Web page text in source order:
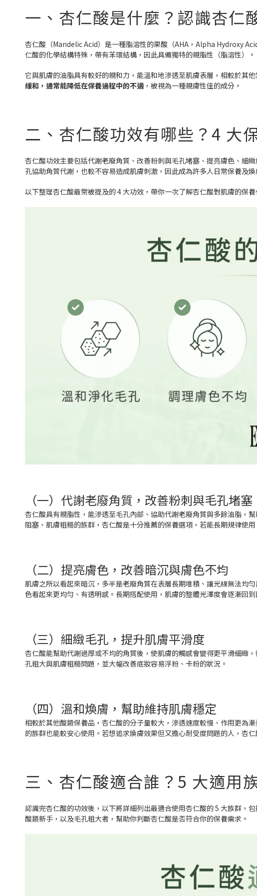
一、杏仁酸是什麼？認識杏仁
杏仁酸（Mandelic Acid）是一種脂溶性的果酸（AHA，Alpha Hydroxy
仁酸的化學結構特殊，帶有苯環結構，因此具備獨特的親脂性（脂溶性）。
它與肌膚的油脂具有較好的親和力，能溫和地滲透至肌膚表層，相較於其
緩和，通常能降低在保養過程中的不適 ，被視為一種親膚性佳的成分。
二、杏仁酸功效有哪些？4 大
杏仁酸功效主要包括代謝老廢角質、改善粉刺與毛孔堵塞、提亮膚色、細
孔協助角質代謝，也較不容易造成肌膚刺激，因此成為許多人日常保養及煥
以下整理杏仁酸最常被提及的 4 大功效，帶你一次了解杏仁酸對肌膚的保養
（一）代謝老廢角質，改善粉刺與毛孔堵塞
杏仁酸具有親脂性，能滲透至毛孔內部、協助代謝老廢角質與多餘油脂，
阻塞、肌膚粗糙的族群，杏仁酸是十分推薦的保養選項，若能長期規律使
（二）提亮膚色，改善暗沉與膚色不均
肌膚之所以看起來暗沉，多半是老廢角質在表層長期堆積、讓光線無法均
色看起來更均勻、有透明感。長期搭配使用，肌膚的整體光澤度會逐漸回到
（三）細緻毛孔，提升肌膚平滑度
杏仁酸能幫助代謝過厚或不均的角質後，使肌膚的觸感會變得更平滑細緻
孔粗大與肌膚粗糙問題，並大幅改善底妝容易浮粉、卡粉的狀況。
（四）溫和煥膚，幫助維持肌膚穩定
相較於其他酸類保養品，杏仁酸的分子量較大，滲透速度較慢、作用更為
的族群也能較安心使用。若想追求煥膚效果但又擔心耐受度問題的人，杏
三、杏仁酸適合誰？5 大適用
認識完杏仁酸的功效後，以下將詳細列出最適合使用杏仁酸的 5 大族群，
酸類新手，以及毛孔粗大者，幫助你判斷杏仁酸是否符合你的保養需求。